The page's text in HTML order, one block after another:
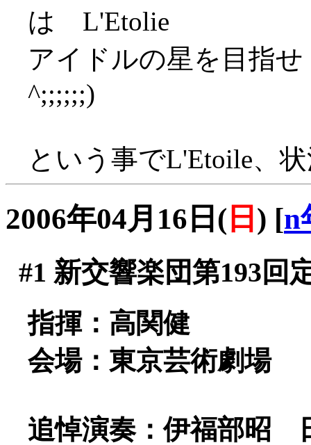
は L'Etolie
アイドルの星を目指
^;;;;;;)
という事でL'Etoile、
2006年04月16日( 日 ) [n
#1 新交響楽団第193回
指揮：高関健
会場：東京芸術劇場
追悼演奏：伊福部昭